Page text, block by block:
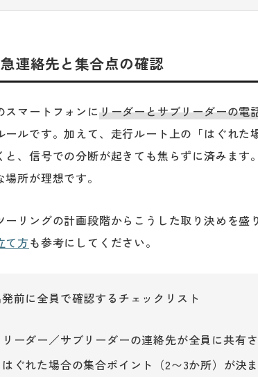
連絡先と集合点の確認
スマートフォンにリーダーとサブリーダーの電
ールです。加えて、走行ルート上の「はぐれた
と、信号での分断が起きても焦らずに済みま
場所が理想です。
ーリングの計画段階からこうした取り決めを盛
て方も参考にしてください。
前に全員で確認するチェックリスト
リーダー／サブリーダーの連絡先が全員に共有
はぐれた場合の集合ポイント（2〜3か所）が決